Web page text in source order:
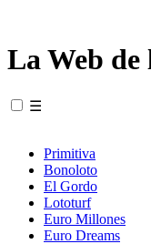
La Web
☰
Primitiva
Bonoloto
El Gordo
Lototurf
Euro Millones
Euro Dreams